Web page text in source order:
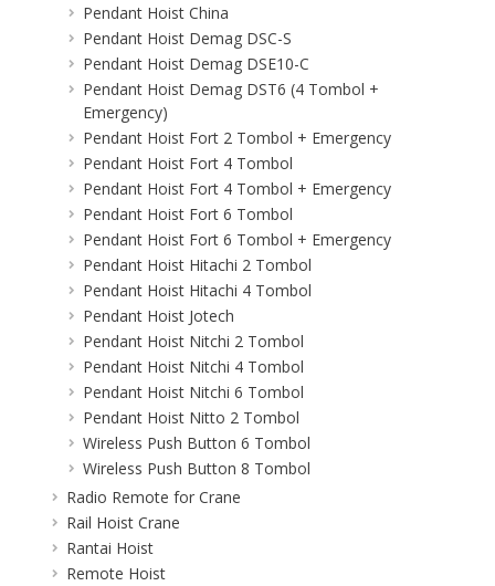
Pendant Hoist China
Pendant Hoist Demag DSC-S
Pendant Hoist Demag DSE10-C
Pendant Hoist Demag DST6 (4 Tombol +
Emergency)
Pendant Hoist Fort 2 Tombol + Emergency
Pendant Hoist Fort 4 Tombol
Pendant Hoist Fort 4 Tombol + Emergency
Pendant Hoist Fort 6 Tombol
Pendant Hoist Fort 6 Tombol + Emergency
Pendant Hoist Hitachi 2 Tombol
Pendant Hoist Hitachi 4 Tombol
Pendant Hoist Jotech
Pendant Hoist Nitchi 2 Tombol
Pendant Hoist Nitchi 4 Tombol
Pendant Hoist Nitchi 6 Tombol
Pendant Hoist Nitto 2 Tombol
Wireless Push Button 6 Tombol
Wireless Push Button 8 Tombol
Radio Remote for Crane
Rail Hoist Crane
Rantai Hoist
Remote Hoist